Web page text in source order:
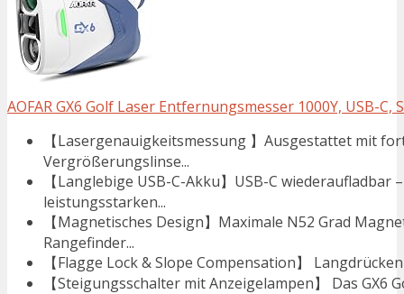
AOFAR GX6 Golf Laser Entfernungsmesser 1000Y, USB-C,
【Lasergenauigkeitsmessung 】Ausgestattet mit
Vergrößerungslinse...
【Langlebige USB-C-Akku】USB-C
leistungsstarken...
【Magnetisches Design】Maximale N52 Grad
Rangefinder...
【Flagge Lock & Slope Compensation】
【Steigungsschalter mit Anzeigelampen】 Das